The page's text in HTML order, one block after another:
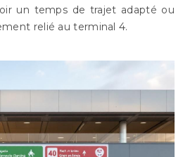
un temps de trajet adapté ou
relié au terminal 4.